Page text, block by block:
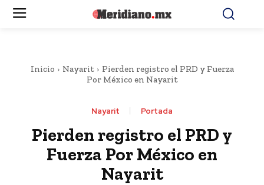
Inicio Nayarit
Pierden registro el PRD y Fuerza
Por México en Nayarit
Nayarit Portada
Pierden registro el PRD y
Fuerza Por México en
Nayarit